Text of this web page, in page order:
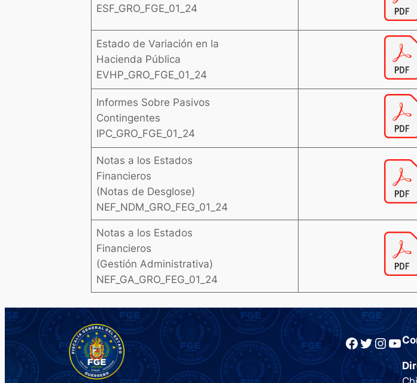
ESF_GRO_FGE_01_24
Estado de Variación en la
Hacienda Pública
EVHP_GRO_FGE_01_24
Informes Sobre Pasivos
Contingentes
IPC_GRO_FGE_01_24
Notas a los Estados
Financieros
(Notas de Desglose)
NEF_NDM_GRO_FEG_01_24
Notas a los Estados
Financieros
(Gestión Administrativa)
NEF_GA_GRO_FEG_01_24
Facebook Twitter InstagramYouTube